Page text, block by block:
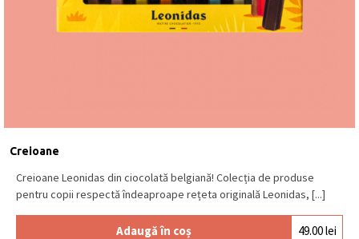
Creioane
Creioane Leonidas din ciocolată belgiană! Colecția de produse
pentru copii respectă îndeaproape rețeta originală Leonidas, [...]
Adaugă în coș 49.00lei